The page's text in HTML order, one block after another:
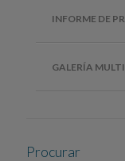
INFORME DE
GALERÍA
Procurar